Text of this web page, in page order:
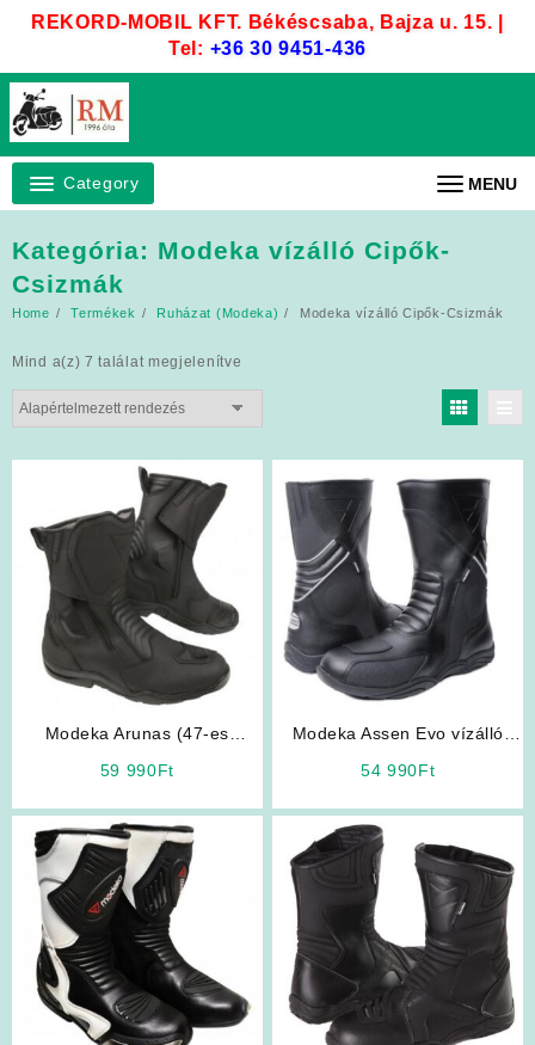
REKORD-MOBIL KFT. Békéscsaba, Bajza u. 15. |
Tel: +36 30 9451-436
Category MENU
Kategória: Modeka vízálló Cipők-
Csizmák
Home Termékek Ruházat (Modeka) Modeka vízálló Cipők-Csizmák
Mind a(z) 7 találat megjelenítve
Modeka Arunas (47-es
59 990Ft
Modeka Assen Evo vízálló
54 990Ft